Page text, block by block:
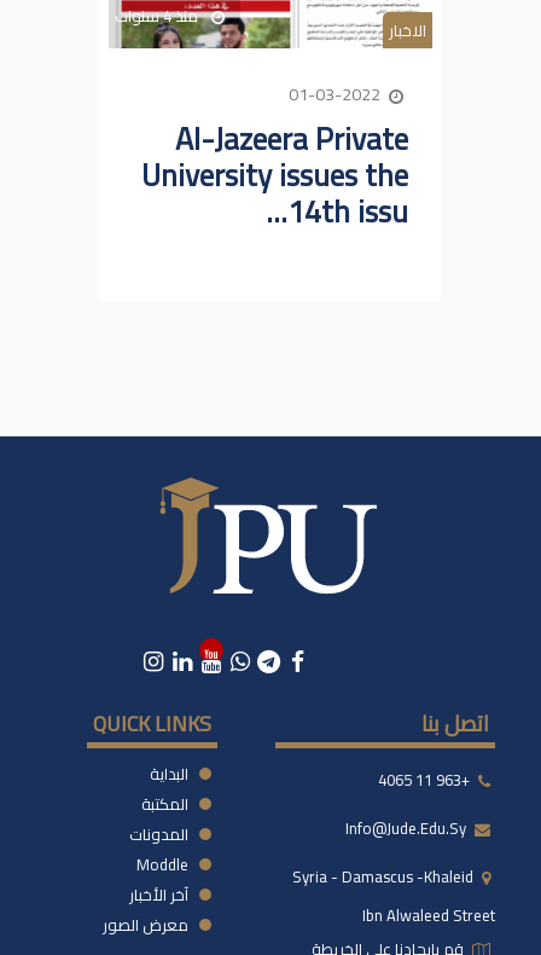
الاخبار منذ 4 سنوات
Al-Jazeera Private
University issues the
14th issu...
اتصل بنا
+963 11 4065
Syria - Damascus -khaleid
Ibn Alwaleed Street
قم بإيجادنا على الخريطة
QUICK LINKS
البداية
المكتبة
المدونات
Moddle
آخر الأخبار
معرض الصور